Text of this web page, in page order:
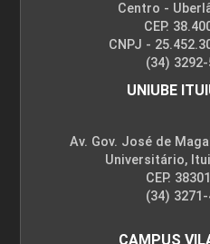
Centro -
CEP.
CNPJ -
(34)
UNIUBE
Av. Gov. José de
Universitário,
CEP.
(34)
CAMPUS